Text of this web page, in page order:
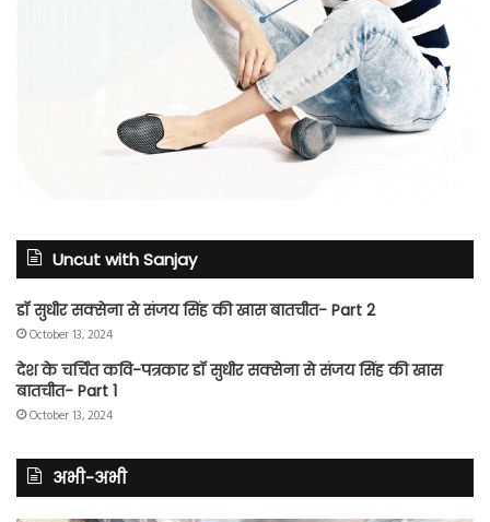
Uncut with Sanjay
डॉ सुधीर सक्सेना से संजय सिंह की खास बातचीत- Part 2
October 13, 2024
देश के चर्चित कवि-पत्रकार डॉ सुधीर सक्सेना से संजय सिंह की खास
बातचीत- Part 1
October 13, 2024
अभी-अभी